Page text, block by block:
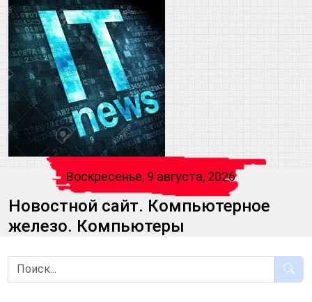
Воскресенье, 9 августа, 2026
Новостной сайт. Компьютерное
железо. Компьютеры